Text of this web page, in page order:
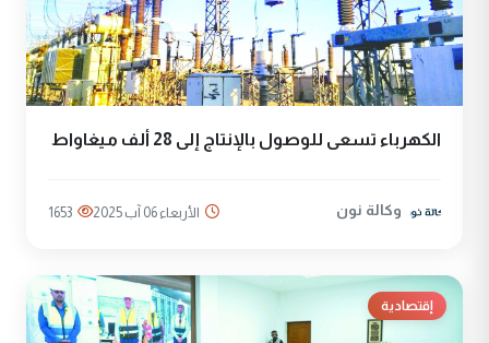
الكهرباء تسعى للوصول بالإنتاج إلى 28 ألف ميغاواط
وكالة نون الأربعاء 06 آب 2025 1653
إقتصادية